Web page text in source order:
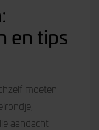
en tips
moeten
aandacht